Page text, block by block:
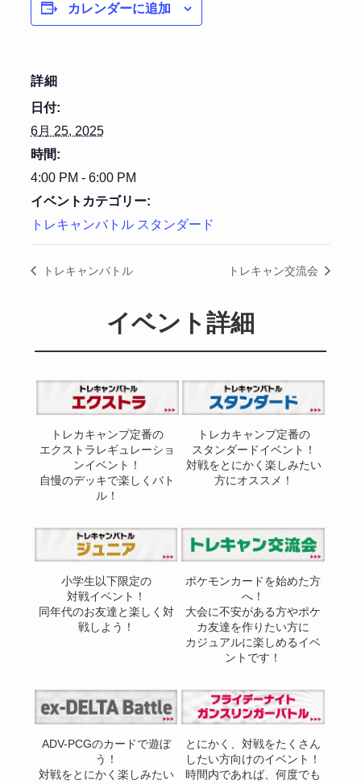
カレンダーに追加
詳細
日付:
6月 25, 2025
時間:
4:00 PM - 6:00 PM
イベントカテゴリー:
トレキャンバトル スタンダード
トレキャンバトル トレキャン交流会
イベント詳細
トレカキャンプ定番の
エクストラレギュレーショ
ンイベント！
自慢のデッキで楽しくバト
ル！
トレカキャンプ定番の
スタンダードイベント！
対戦をとにかく楽しみたい
方にオススメ！
小学生以下限定の
対戦イベント！
同年代のお友達と楽しく対
戦しよう！
ポケモンカードを始めた方
へ！
大会に不安がある方やポケ
カ友達を作りたい方に
カジュアルに楽しめるイベ
ントです！
ADV-PCGのカードで遊ぼ
う！
対戦をとにかく楽しみたい
とにかく、対戦をたくさん
したい方向けのイベント！
時間内であれば、何度でも